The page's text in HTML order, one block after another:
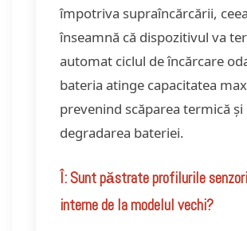
împotriva supraîncărcării,
înseamnă că dispozitivul va
automat ciclul de încărcare
bateria atinge capacitatea
prevenind scăparea termică și
degradarea bateriei.
Î: Sunt păstrate profilurile
interne de la modelul vechi?